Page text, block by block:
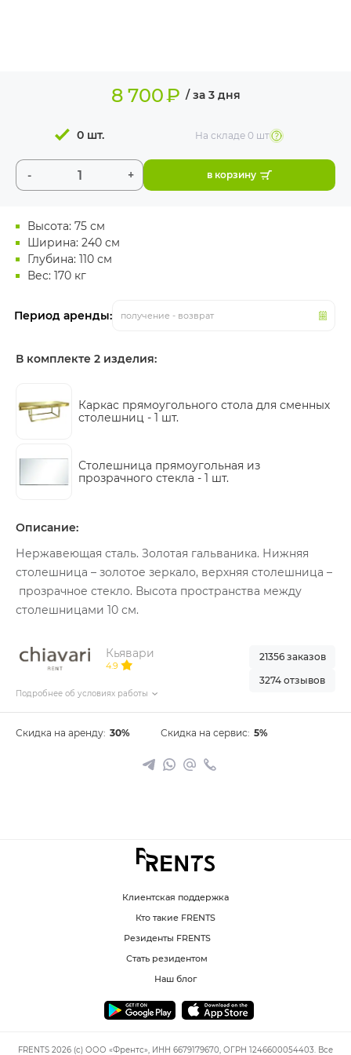
Высота: 75 см
Ширина: 240 см
Глубина: 110 см
Вес: 170 кг
Период аренды: получение - возврат
8 700₽ / за 3 дня
- +
0 шт. На складе0 шт
в корзину
В комплекте 2 изделия:
Каркас прямоугольного стола для сменных
столешниц - 1 шт.
Столешница прямоугольная из
прозрачного стекла - 1 шт.
Описание:
Нержавеющая сталь. Золотая гальваника. Нижняя
столешница – золотое зеркало, верхняя столешница –
прозрачное стекло. Высота пространства между
столешницами 10 см.
Кьявари
4.9
Подробнее об условиях работы
21356 заказов
3274 отзывов
Скидка на аренду: 30% Скидка на сервис: 5%
Клиентская поддержка
Кто такие FRENTS
Резиденты FRENTS
Стать резидентом
Наш блог
FRENTS 2026 (c) ООО «Френтс», ИНН 6679179670, ОГРН 1246600054403. Все